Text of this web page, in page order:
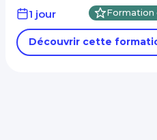
1 jour
Formation
Découvrir cette